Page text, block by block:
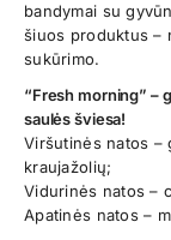
bandymai su
šiuos produktus –
sukūrimo.
“Fresh morning” –
saulės šviesa!
Viršutinės natos –
kraujažolių;
Vidurinės natos –
Apatinės natos –